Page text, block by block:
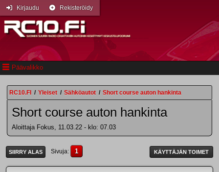
Päävalikko
Kirjaudu Rekisteröidy
RC10.FI / Yleiset / Sähköautot / Short course auton hankinta
Short course auton hankinta
Aloittaja Fokus, 11.03.22 - klo: 07.03
SIIRRY ALAS Sivuja 1 KÄYTTÄJÄN TOIMET